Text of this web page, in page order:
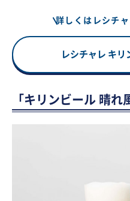
詳しくはレシチ
レシチャレ キリ
「キリンビール 晴れ